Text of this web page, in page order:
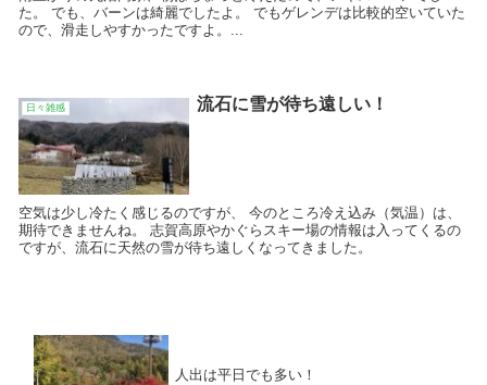
た。 でも、バーンは綺麗でしたよ。 でもゲレンデは比較的空いていた
ので、滑走しやすかったですよ。...
日々雑感 流石に雪が待ち遠しい！
空気は少し冷たく感じるのですが、 今のところ冷え込み（気温）は、
期待できませんね。 志賀高原やかぐらスキー場の情報は入ってくるの
ですが、流石に天然の雪が待ち遠しくなってきました。
人出は平日でも多い！